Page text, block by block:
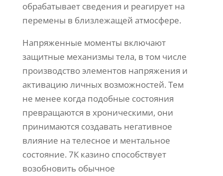
обрабатывает сведения и реагирует на
перемены в близлежащей атмосфере.
Напряженные моменты включают
защитные механизмы тела, в том числе
производство элементов напряжения и
активацию личных возможностей. Тем
не менее когда подобные состояния
превращаются в хроническими, они
принимаются создавать негативное
влияние на телесное и ментальное
состояние. 7К казино способствует
возобновить обычное